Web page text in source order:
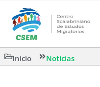
Inicio Noticias